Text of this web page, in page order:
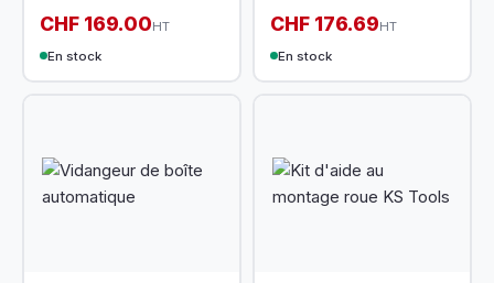
CHF 169.00HT
En stock
CHF 176.69HT
En stock